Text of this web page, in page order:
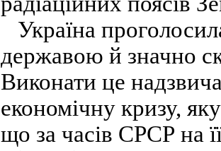
Україна
державою й значно
Виконати це
економічну кризу,
що за часів СРСР на